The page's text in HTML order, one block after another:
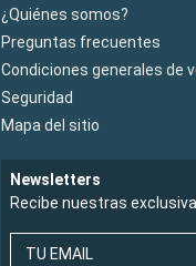
¿Quiénes somos?
Preguntas frecuentes
Condiciones generales de
Seguridad
Mapa del sitio
Newsletters
Recibe nuestras
TU EMAIL